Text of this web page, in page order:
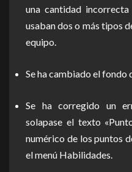
una cantidad
usaban dos o más tipos
equipo.
Se ha cambiado el fondo
Se ha corregido un
solapase el texto
numérico de los puntos
el menú Habilidades.